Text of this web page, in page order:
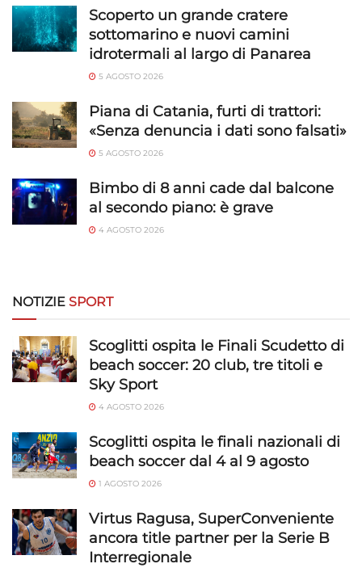
Garantire la sicurezza, prevenire e
rilevare frodi, correggere errori, Erogare
e presentare pubblicità e contenuto,
Salvare e comunicare le scelte sulla
Scoperto un grande cratere
sottomarino e nuovi camini
idrotermali al largo di Panarea
5 AGOSTO 2026
Piana di Catania, furti di trattori:
«Senza denuncia i dati sono falsati»
5 AGOSTO 2026
Bimbo di 8 anni cade dal balcone
al secondo piano: è grave
4 AGOSTO 2026
NOTIZIE SPORT
Scoglitti ospita le Finali Scudetto di
beach soccer: 20 club, tre titoli e
Sky Sport
4 AGOSTO 2026
Scoglitti ospita le finali nazionali di
beach soccer dal 4 al 9 agosto
1 AGOSTO 2026
Virtus Ragusa, SuperConveniente
ancora title partner per la Serie B
Interregionale